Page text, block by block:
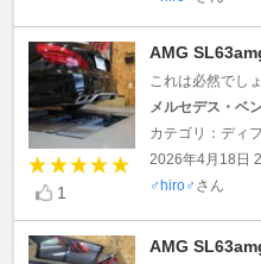
1
AMG
これは必然でしょ
メルセデス・ベ
カテゴリ：ディ
2026年4月18日
♂hiro♂ さん
AMG